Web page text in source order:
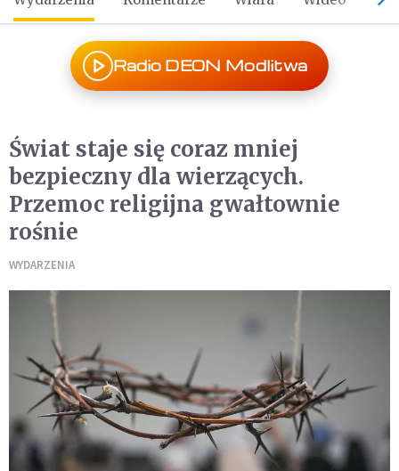
Radio DEON Modlitwa
Świat staje się coraz mniej
bezpieczny dla wierzących.
Przemoc religijna gwałtownie
rośnie
WYDARZENIA